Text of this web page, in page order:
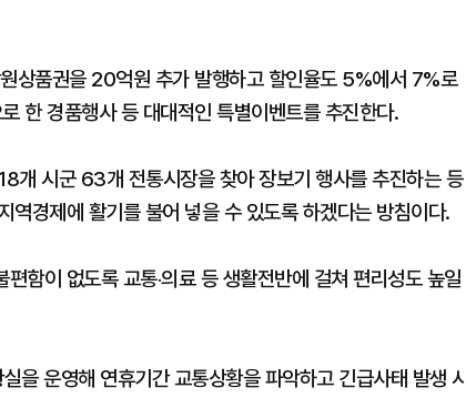
상품권을 20억원 추가 발행하고 할인율도 5%에서 7%로
한 경품행사 등 대대적인 특별이벤트를 추진한다.
개 시군 63개 전통시장을 찾아 장보기 행사를 추진하는 등
역경제에 활기를 불어 넣을 수 있도록 하겠다는 방침이다.
함이 없도록 교통‧의료 등 생활전반에 걸쳐 편리성도 높일
을 운영해 연휴기간 교통상황을 파악하고 긴급사태 발생 시